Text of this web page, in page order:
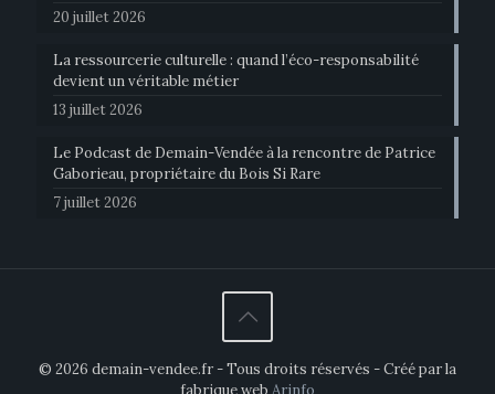
20 juillet 2026
La ressourcerie culturelle : quand l’éco-responsabilité
devient un véritable métier
13 juillet 2026
Le Podcast de Demain-Vendée à la rencontre de Patrice
Gaborieau, propriétaire du Bois Si Rare
7 juillet 2026
© 2026 demain-vendee.fr - Tous droits réservés - Créé par la